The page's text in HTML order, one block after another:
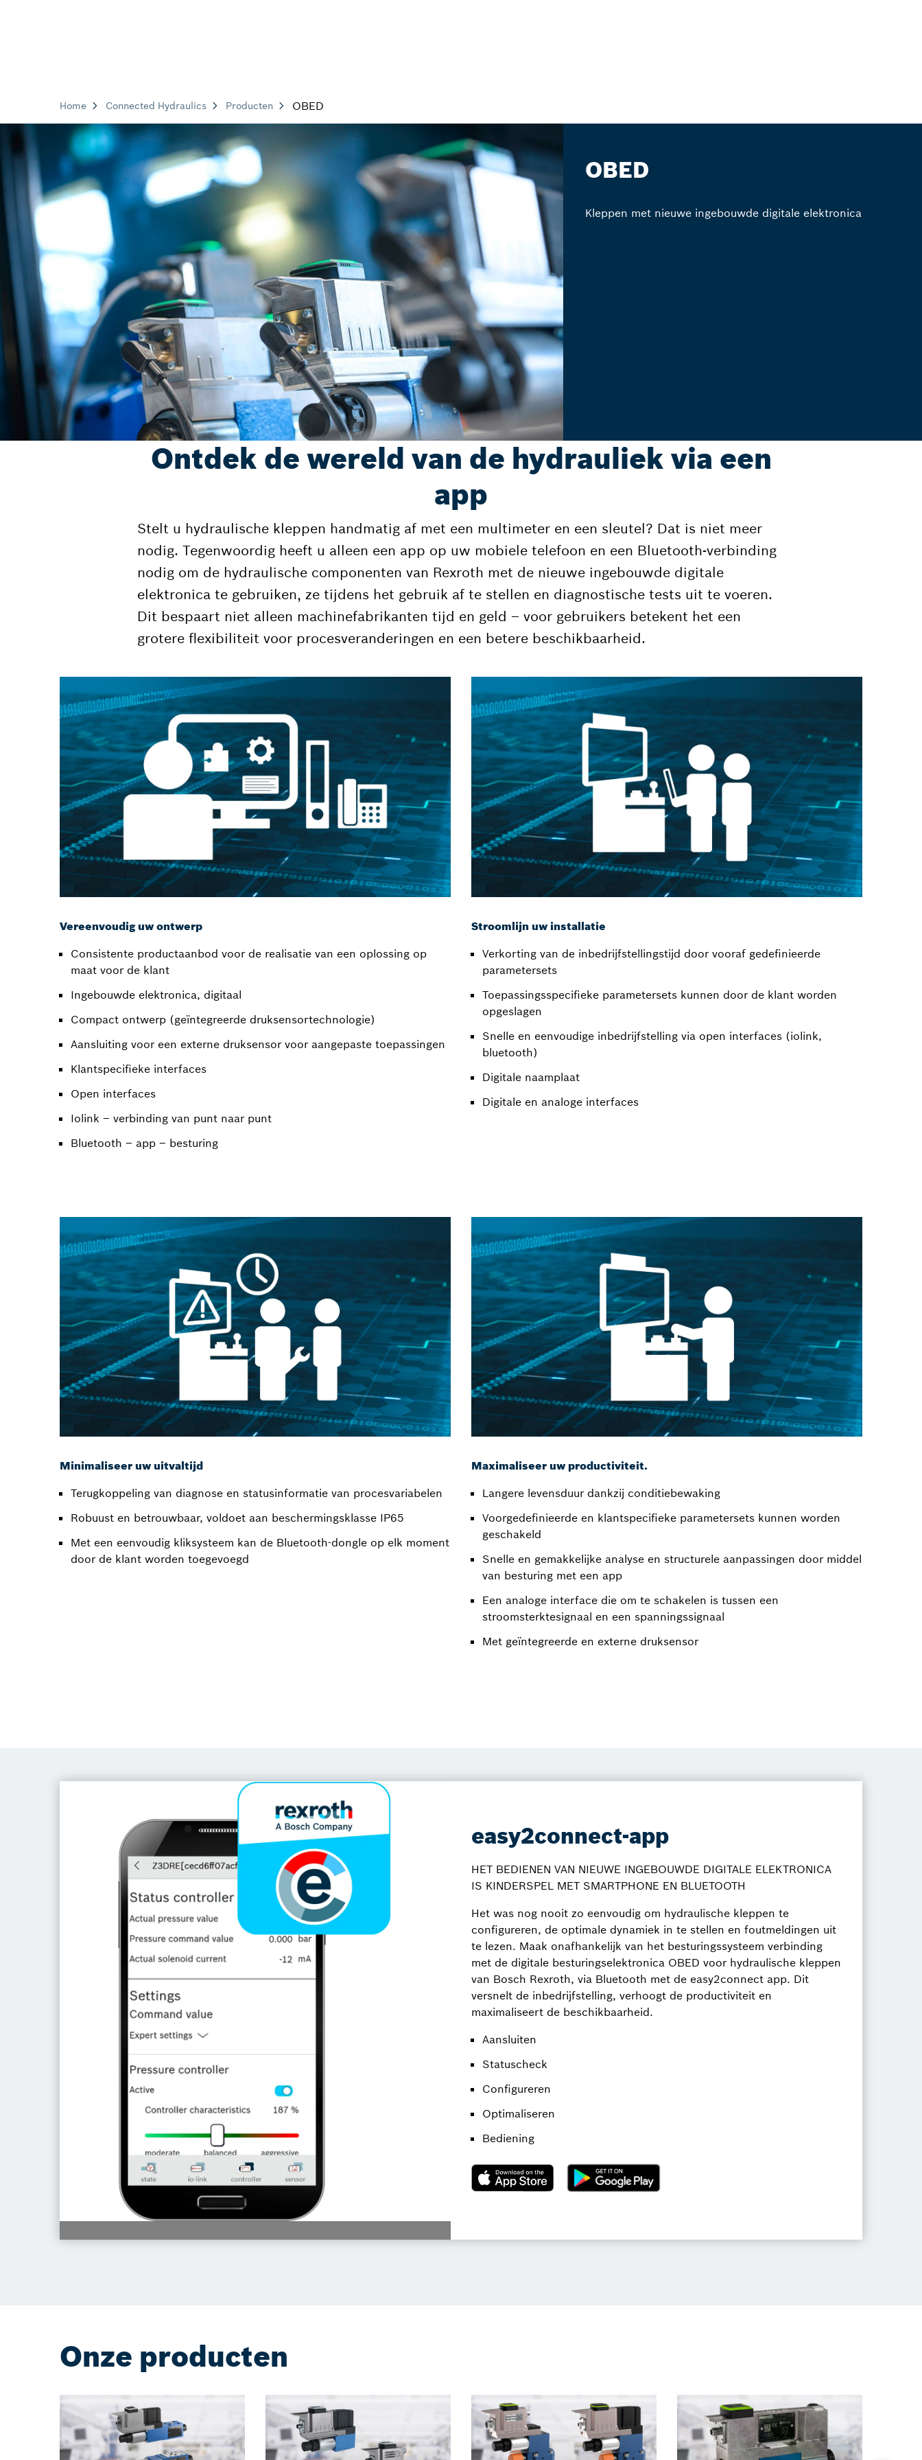
Home Connected Hydraulics Producten OBED
OBED
Kleppen met nieuwe ingebouwde digitale elektronica
Ontdek de wereld van de hydrauliek via een
app
Stelt u hydraulische kleppen handmatig af met een multimeter en een sleutel? Dat is niet meer
nodig. Tegenwoordig heeft u alleen een app op uw mobiele telefoon en een Bluetooth-verbinding
nodig om de hydraulische componenten van Rexroth met de nieuwe ingebouwde digitale
elektronica te gebruiken, ze tijdens het gebruik af te stellen en diagnostische tests uit te voeren.
Dit bespaart niet alleen machinefabrikanten tijd en geld – voor gebruikers betekent het een
grotere flexibiliteit voor procesveranderingen en een betere beschikbaarheid.
Vereenvoudig uw ontwerp
Consistente productaanbod voor de realisatie van een oplossing op
maat voor de klant
Ingebouwde elektronica, digitaal
Compact ontwerp (geïntegreerde druksensortechnologie)
Aansluiting voor een externe druksensor voor aangepaste toepassingen
Klantspecifieke interfaces
Open interfaces
Iolink – verbinding van punt naar punt
Bluetooth – app – besturing
Stroomlijn uw installatie
Verkorting van de inbedrijfstellingstijd door vooraf gedefinieerde
parametersets
Toepassingsspecifieke parametersets kunnen door de klant worden
opgeslagen
Snelle en eenvoudige inbedrijfstelling via open interfaces (iolink,
bluetooth)
Digitale naamplaat
Digitale en analoge interfaces
Minimaliseer uw uitvaltijd
Terugkoppeling van diagnose en statusinformatie van procesvariabelen
Robuust en betrouwbaar, voldoet aan beschermingsklasse IP65
Met een eenvoudig kliksysteem kan de Bluetooth-dongle op elk moment
door de klant worden toegevoegd
Maximaliseer uw productiviteit.
Langere levensduur dankzij conditiebewaking
Voorgedefinieerde en klantspecifieke parametersets kunnen worden
geschakeld
Snelle en gemakkelijke analyse en structurele aanpassingen door middel
van besturing met een app
Een analoge interface die om te schakelen is tussen een
stroomsterktesignaal en een spanningssignaal
Met geïntegreerde en externe druksensor
easy2connect-app
HET BEDIENEN VAN NIEUWE INGEBOUWDE DIGITALE ELEKTRONICA
IS KINDERSPEL MET SMARTPHONE EN BLUETOOTH
Het was nog nooit zo eenvoudig om hydraulische kleppen te
configureren, de optimale dynamiek in te stellen en foutmeldingen uit
te lezen. Maak onafhankelijk van het besturingssysteem verbinding
met de digitale besturingselektronica OBED voor hydraulische kleppen
van Bosch Rexroth, via Bluetooth met de easy2connect app. Dit
versnelt de inbedrijfstelling, verhoogt de productiviteit en
maximaliseert de beschikbaarheid.
Aansluiten
Statuscheck
Configureren
Optimaliseren
Bediening
Onze producten